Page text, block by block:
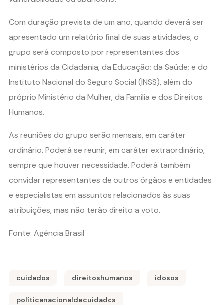
Com duração prevista de um ano, quando deverá ser
apresentado um relatório final de suas atividades, o
grupo será composto por representantes dos
ministérios da Cidadania; da Educação; da Saúde; e do
Instituto Nacional do Seguro Social (INSS), além do
próprio Ministério da Mulher, da Família e dos Direitos
Humanos.
As reuniões do grupo serão mensais, em caráter
ordinário. Poderá se reunir, em caráter extraordinário,
sempre que houver necessidade. Poderá também
convidar representantes de outros órgãos e entidades
e especialistas em assuntos relacionados às suas
atribuições, mas não terão direito a voto.
Fonte: Agência Brasil
cuidados direitoshumanos idosos
políticanacionaldecuidados